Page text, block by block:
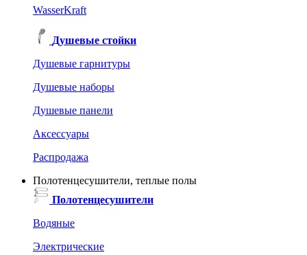
WasserKraft
Душевые стойки
Душевые гарнитуры
Душевые наборы
Душевые панели
Аксессуары
Распродажа
Полотенцесушители, теплые полы
Полотенцесушители
Водяные
Электрические